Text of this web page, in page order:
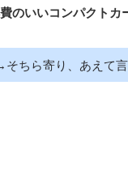
のいいコンパクトカ
ちら寄り、あえて